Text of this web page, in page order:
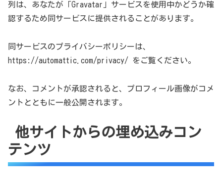
列は、あなたが「Gravatar」サービスを使用中かどうか確
認するため同サービスに提供されることがあります。
同サービスのプライバシーポリシーは、
https://automattic.com/privacy/ をご覧ください。
なお、コメントが承認されると、プロフィール画像がコメ
ントとともに一般公開されます。
他サイトからの埋め込みコン
テンツ